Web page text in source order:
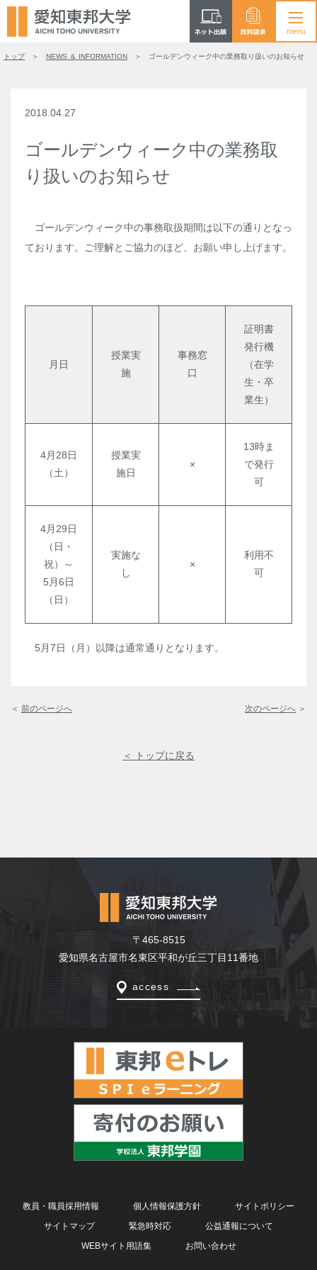
トップ NEWS ＆ INFORMATION ゴールデンウィーク中の業務取り扱いのお知らせ
2018.04.27
ゴールデンウィーク中の業務取
り扱いのお知らせ
ゴールデンウィーク中の事務取扱期間は以下の通りとなっ
ております。ご理解とご協力のほど、お願い申し上げます。
月日
授業実
施
事務窓
口
証明書
発行機
（在学
生・卒
業生）
4月28日
（土）
授業実
施日
×
13時ま
で発行
可
4月29日
（日・
祝）～
5月6日
（日）
実施な
し
×
利用不
可
5月7日（月）以降は通常通りとなります。
＜ 前のページへ 次のページへ ＞
＜ トップに戻る
〒465-8515
愛知県名古屋市名東区平和が丘三丁目11番地
access
教員・職員採用情報 個人情報保護方針
サイトポリシー
サイトマップ
緊急時対応
公益通報について
WEBサイト用語集
お問い合わせ